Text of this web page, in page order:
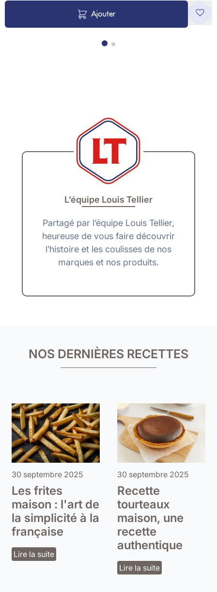
Ajouter
L’équipe Louis Tellier
Partagé par l’équipe Louis Tellier,
heureuse de vous faire découvrir
l’histoire et les coulisses de nos
marques et nos produits.
NOS DERNIÈRES RECETTES
30 septembre 2025
Les frites
maison : l'art de
la simplicité à la
française
Lire la suite
30 septembre 2025
Recette
tourteaux
maison, une
recette
authentique
Lire la suite